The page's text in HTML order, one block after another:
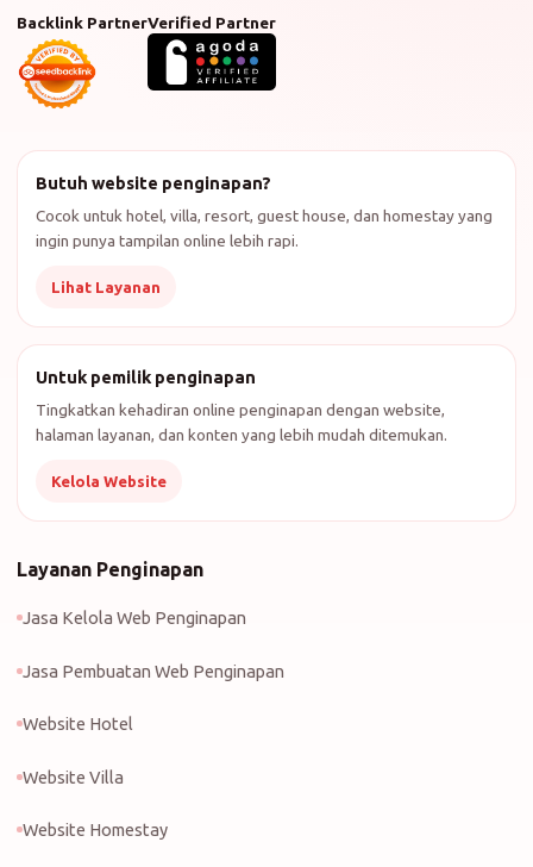
Backlink PartnerVerified Partner
Butuh website penginapan?
Cocok untuk hotel, villa, resort, guest house, dan homestay yang
ingin punya tampilan online lebih rapi.
Lihat Layanan
Untuk pemilik penginapan
Tingkatkan kehadiran online penginapan dengan website,
halaman layanan, dan konten yang lebih mudah ditemukan.
Kelola Website
Layanan Penginapan
Jasa Kelola Web Penginapan
Jasa Pembuatan Web Penginapan
Website Hotel
Website Villa
Website Homestay